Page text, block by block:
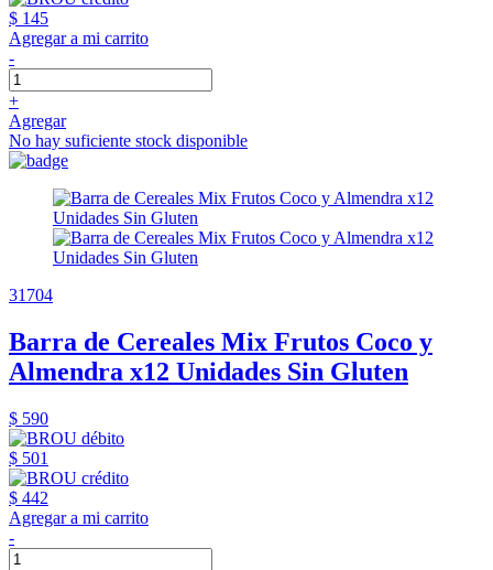
$ 145
Agregar a mi carrito
-
+
Agregar
No hay suficiente stock disponible
31704
Barra de Cereales Mix Frutos Coco y
Almendra x12 Unidades Sin Gluten
$ 590
$ 501
$ 442
Agregar a mi carrito
-